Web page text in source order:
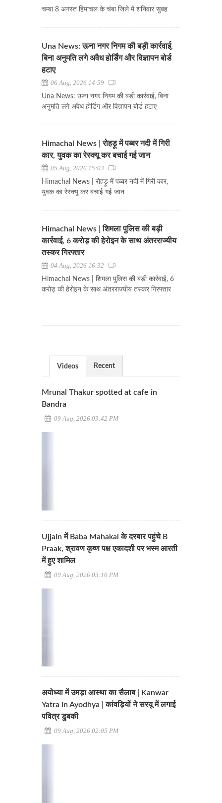
चम्बा 8 अगस्त हिमाचल के चंबा जिले में शनिवार सुबह
Una News: ऊना नगर निगम की बड़ी कार्रवाई,
बिना अनुमति लगे अवैध होर्डिंग और विज्ञापन बोर्ड
हटाए
06 Aug, 2026 14:59
Una News: ऊना नगर निगम की बड़ी कार्रवाई, बिना
अनुमति लगे अवैध होर्डिंग और विज्ञापन बोर्ड हटाए
Himachal News | रोहड़ू में पब्बर नदी में गिरी
कार, युवक का रेस्क्यू कर बचाई गई जान
05 Aug, 2026 15:03
Himachal News | रोहड़ू में पब्बर नदी में गिरी कार,
युवक का रेस्क्यू कर बचाई गई जान
Himachal News | शिमला पुलिस की बड़ी
कार्रवाई, 6 करोड़ की हेरोइन के साथ अंतरराज्यीय
तस्कर गिरफ्तार
04 Aug, 2026 16:32
Himachal News | शिमला पुलिस की बड़ी कार्रवाई, 6
करोड़ की हेरोइन के साथ अंतरराज्यीय तस्कर गिरफ्तार
Videos Recent
Mrunal Thakur spotted at cafe in
Bandra
09 Aug, 2026 03:42 PM
Ujjain में Baba Mahakal के दरबार पहुंचे B
Praak, श्रावण कृष्ण पक्ष एकादशी पर भस्म आरती
में हुए शामिल
09 Aug, 2026 03:10 PM
अयोध्या में उमड़ा आस्था का सैलाब | Kanwar
Yatra in Ayodhya | कांवड़ियों ने सरयू में लगाई
पवित्र डुबकी
09 Aug, 2026 02:05 PM